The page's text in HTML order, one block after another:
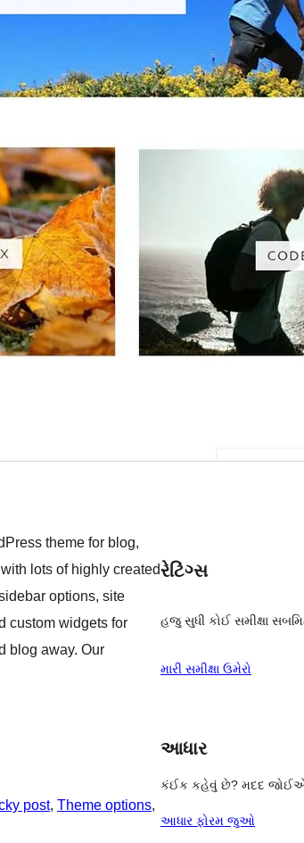
theme for blog,
lots of highly created
options, site
custom widgets for
blog away. Our
post, Theme options
રેટિંગ્સ
હજુ સુધી કોઈ સમીક્ષા
મારી સમીક્ષા ઉમેરો
આધાર
કંઈક કહેવું છે? મદદ
આધાર ફોરમ જુઓ